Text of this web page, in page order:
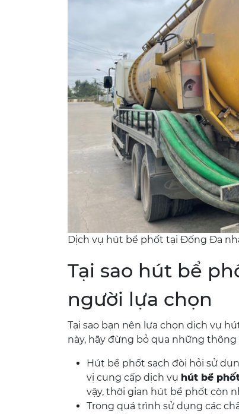
Dịch vụ hút bể phốt tại Đống Đa
Tại sao hút bể
người lựa chọn
Tại sao bạn nên lựa chọn dịch vụ
này, hãy đừng bỏ qua những
Hút bể phốt sạch đòi hỏi sử
vị cung cấp dịch vụ hút bể
vậy, thời gian hút bể phốt còn
Trong quá trình sử dụng các